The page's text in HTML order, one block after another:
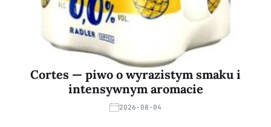
Cortes — piwo o wyrazistym smaku i
intensywnym aromacie
2026-08-04